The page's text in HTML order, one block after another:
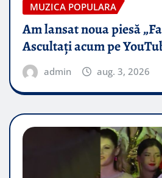
MUZICA POPULARA
Am lansat noua piesă
Ascultați acum pe
admin aug. 3, 2026